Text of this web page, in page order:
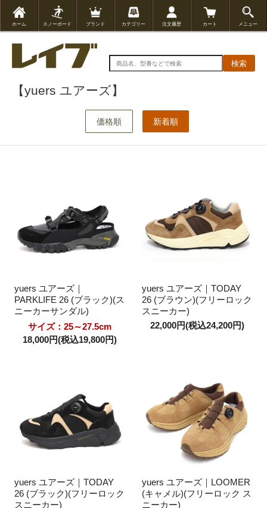
ホーム スノーボード ブランド カテゴリー 注文履歴 カート メニュー
検索
【yuers ユアーズ】
価格順 新着順
yuers ユアーズ｜
PARKLIFE 26 (ブラック)(ス
ニーカーサンダル)
サイズ：25～27.5cm
18,000円(税込19,800円)
yuers ユアーズ｜TODAY
26 (ブラウン)(フリーロック
スニーカー)
22,000円(税込24,200円)
yuers ユアーズ｜TODAY
26 (ブラック)(フリーロック
スニーカー)
yuers ユアーズ｜LOOMER
(キャメル)(フリーロック ス
ニーカー)